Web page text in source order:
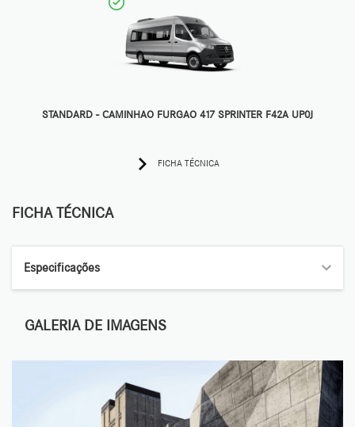
STANDARD - CAMINHAO FURGAO 417 SPRINTER F42A UP0J
FICHA TÉCNICA
FICHA TÉCNICA
Especificações
GALERIA DE IMAGENS